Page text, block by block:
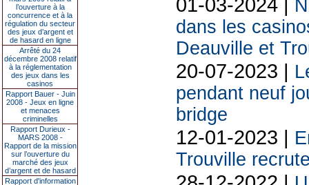
l’ouverture à la
concurrence et à la
régulation du secteur
des jeux d’argent et
de hasard en ligne
Arrêté du 24
décembre 2008 relatif
à la réglementation
des jeux dans les
casinos
Rapport Bauer - Juin
2008 - Jeux en ligne
et menaces
criminelles
Rapport Durieux -
MARS 2008 -
Rapport de la mission
sur l’ouverture du
marché des jeux
d’argent et de hasard
Rapport d'information
dans les
Deauville et
20-07-2023 |
pendant neuf
bridge
12-01-2023 |
Trouville